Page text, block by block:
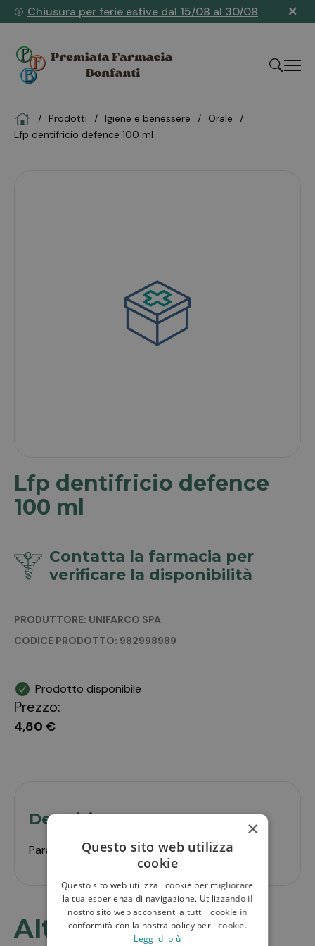
Chiusura per ferie estive dal 15/08 al 30/08 ×
HomeProdotti igiene e benessere
orale
lfp dentifricio defence 100 ml
Lfp dentifricio defence
100 ml
Contatta la farmacia per
verificare la disponibilità
PRODUTTORE: UNIFARCO SPA
CODICE PRODOTTO: 982998989
Prezzo:
4,80 €
Prodotto disponibile
Descrizione
Parafarmaco uso umano
Altri prodotti in
×
Questo sito web utilizza
cookie
Questo sito web utilizza i cookie per migliorare
la tua esperienza di navigazione. Utilizzando il
nostro sito web acconsenti a tutti i cookie in
conformità con la nostra policy per i cookie.
Leggi di più